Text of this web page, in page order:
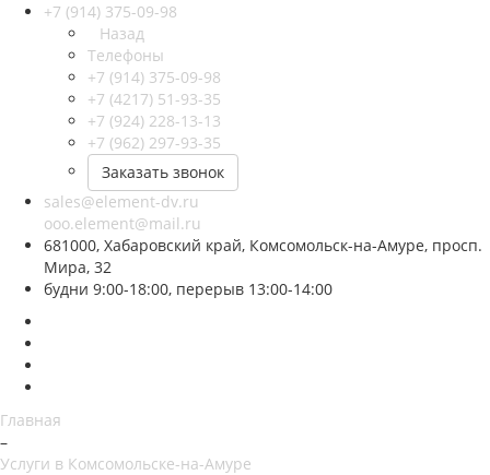
+7 (914) 375-09-98
Назад
Телефоны
+7 (914) 375-09-98
+7 (4217) 51-93-35
+7 (924) 228-13-13
+7 (962) 297-93-35
Заказать звонок
sales@element-dv.ru
ooo.element@mail.ru
681000, Хабаровский край, Комсомольск-на-Амуре, просп.
Мира, 32
будни 9:00-18:00, перерыв 13:00-14:00
Главная
–
Услуги в Комсомольске-на-Амуре